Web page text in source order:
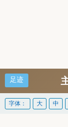
足迹
字体： 大 中